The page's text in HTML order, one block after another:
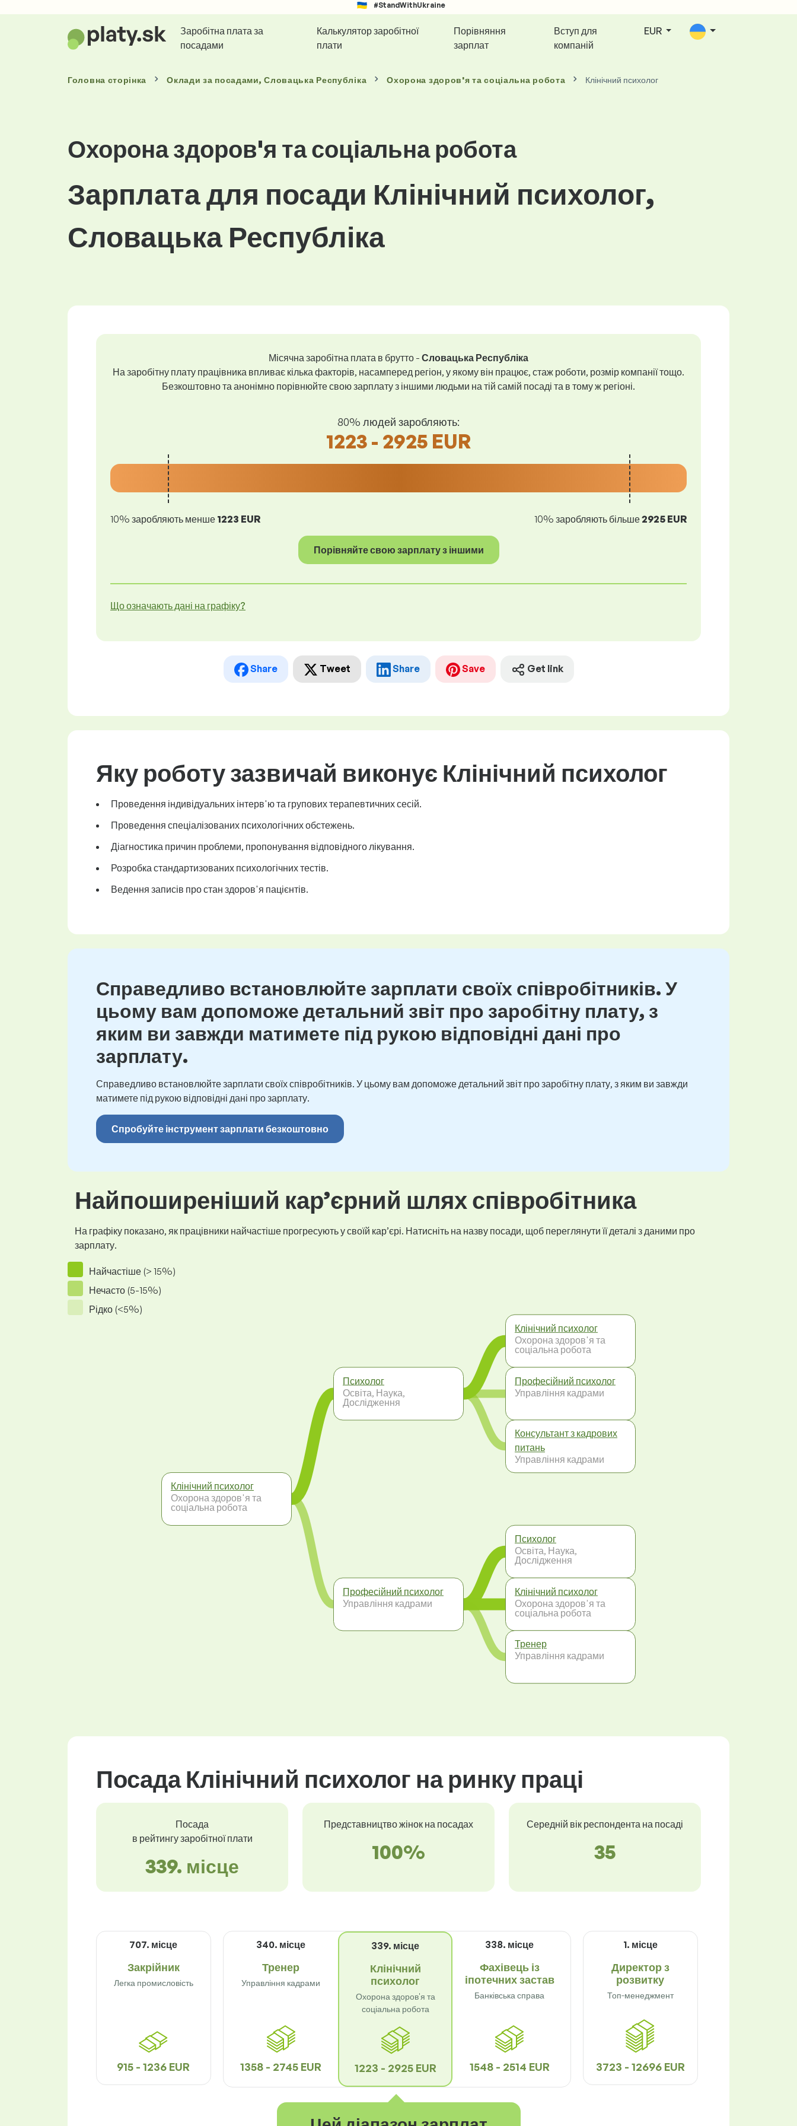
#StandWithUkraine
Заробітна плата за
посадами
Калькулятор заробітної
плати
Порівняння
зарплат
Вступ для
компаній
EUR
Головна сторінка Окладиза посадами, Словацька Республіка Охорона здоров'я та соціальна робота Клінічний психолог
Охорона здоров'я та соціальна робота
Зарплата для посади Клінічний психолог,
Словацька Республіка
Місячна заробітна плата в брутто - Словацька Республіка
На заробітну плату працівника впливає кілька факторів, насамперед регіон, у якому він працює, стаж роботи, розмір компанії тощо.
Безкоштовно та анонімно порівнюйте свою зарплату з іншими людьми на тій самій посаді та в тому ж регіоні.
80% людей заробляють:
1223 - 2925 EUR
10% заробляють менше 1223 EUR 10% заробляють більше2925 EUR
Порівняйте свою зарплату з іншими
Що означають дані на графіку?
Share Tweet Share Save Get link
Яку роботу зазвичай виконує Клінічний психолог
Проведення індивідуальних інтерв'ю та групових терапевтичних сесій.
Проведення спеціалізованих психологічних обстежень.
Діагностика причин проблеми, пропонування відповідного лікування.
Розробка стандартизованих психологічних тестів.
Ведення записів про стан здоров'я пацієнтів.
Справедливо встановлюйте зарплати своїх співробітників. У
цьому вам допоможе детальний звіт про заробітну плату, з
яким ви завжди матимете під рукою відповідні дані про
зарплату.
Справедливо встановлюйте зарплати своїх співробітників. У цьому вам допоможе детальний звіт про заробітну плату, з яким ви завжди
матимете під рукою відповідні дані про зарплату.
Спробуйте інструмент зарплати безкоштовно
Найпоширеніший кар’єрний шлях співробітника
На графіку показано, як працівники найчастіше прогресують у своїй кар’єрі. Натисніть на назву посади, щоб переглянути її деталі з даними про
зарплату.
Найчастіше (> 15%)
Нечасто (5-15%)
Рідко (<5%)
Клінічний психолог
Охорона здоров'я та
соціальна робота
Психолог
Освіта, Наука,
Дослідження
Професійний психолог
Управління кадрами
Клінічний психолог
Охорона здоров'я та
соціальна робота
Професійний психолог
Управління кадрами
Консультант з кадрових
питань
Управління кадрами
Психолог
Освіта, Наука,
Дослідження
Клінічний психолог
Охорона здоров'я та
соціальна робота
Тренер
Управління кадрами
Посада Клінічний психолог на ринку праці
Посада
в рейтингу заробітної плати
339. місце
Представництво жінок на посадах
100%
Середній вік респондента на посаді
35
707. місце
Закрійник
Легка промисловість
915 - 1236 EUR
340. місце
Тренер
Управління кадрами
1358 - 2745 EUR
339. місце
Клінічний
психолог
Охорона здоров'я та
соціальна робота
1223 - 2925 EUR
338. місце
Фахівець із
іпотечних застав
Банківська справа
1548 - 2514 EUR
1. місце
Директор з
розвитку
Топ-менеджмент
3723 - 12696 EUR